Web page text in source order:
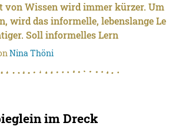
von Wissen wird immer kürzer. Um
wird das informelle, lebenslange Le
Soll informelles Lern
Nina Thöni
im Dreck